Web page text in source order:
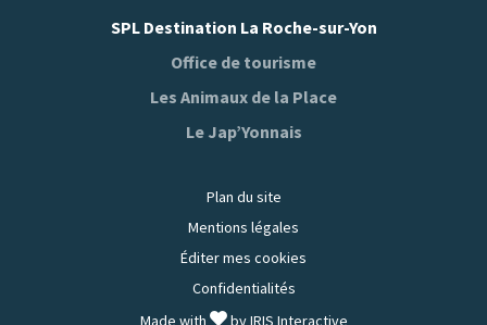
sur
Facebook
sur
Instagram
sur
Youtube
sur
SPL Destination La Roche-sur-Yon
Office de tourisme
Les Animaux de la Place
Le Jap’Yonnais
Plan du site
Mentions légales
Éditer mes cookies
Confidentialités
Made with
byIRIS Interactive